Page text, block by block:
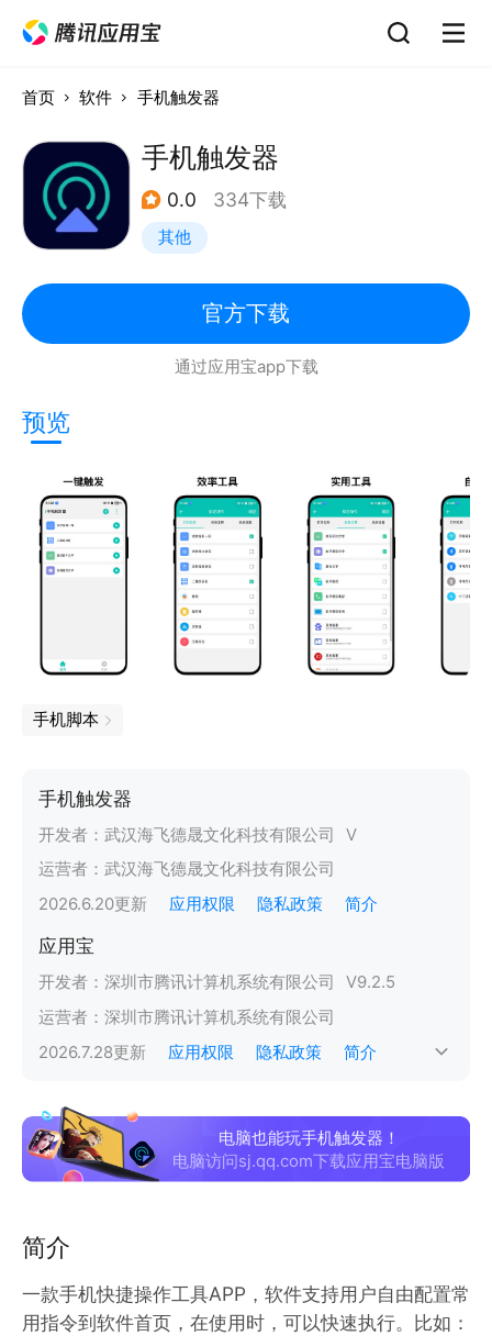
首页 软件 手机触发器
手机触发器
0.0 334下载
其他
官方下载
通过应用宝app下载
预览
手机脚本
手机触发器
开发者： 武汉海飞德晟文化科技有限公司
V
运营者： 武汉海飞德晟文化科技有限公司
2026.6.20更新 应用权限 隐私政策 简介
应用宝
开发者： 深圳市腾讯计算机系统有限公司 V9.2.5
运营者： 深圳市腾讯计算机系统有限公司
2026.7.28更新 应用权限 隐私政策 简介
电脑也能玩手机触发器！
电脑访问sj.qq.com下载应用宝电脑版
简介
一款手机快捷操作工具APP，软件支持用户自由配置常
用指令到软件首页，在使用时，可以快速执行。比如：